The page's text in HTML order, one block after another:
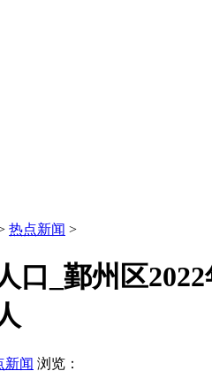
热点新闻 >
口_鄞州区
新闻 浏览：